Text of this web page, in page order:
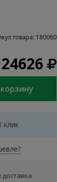
товара: 180060
24626
клик
доставка